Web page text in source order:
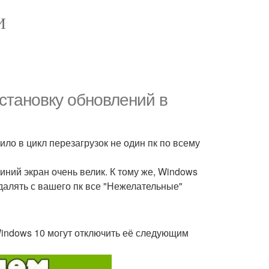
обновлений в
в цикл перезагрузок не один пк по всему
экран очень велик. К тому же, Windows
с вашего пк все "Нежелательные"
10 могут отключить её следующим